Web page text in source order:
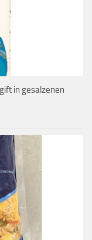
in gesalzenen